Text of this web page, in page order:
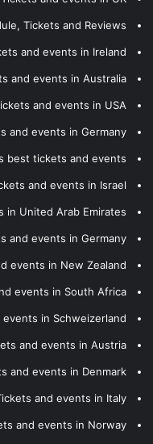
Tickets and Reviews
and events in Ireland
and events in Australia
and events in USA
and events in Germany
best tickets and events
and events in Israel
in United Arab Emirates
and events in Germany
events in New Zealand
events in South Africa
in Schweizerland
and events in Austria
and events in Denmark
and events in Italy
and events in Norway